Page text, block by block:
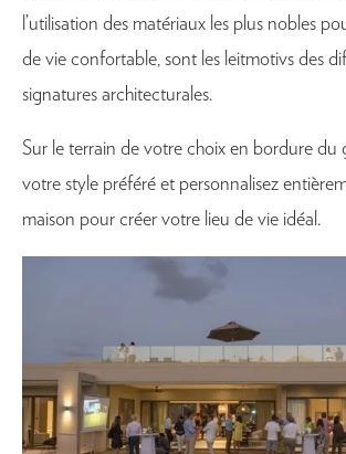
l’utilisation des matériaux les plus nobles
de vie confortable, sont les leitmotivs des
signatures architecturales.
Sur le terrain de votre choix en bordure du
votre style préféré et personnalisez
maison pour créer votre lieu de vie idéal.